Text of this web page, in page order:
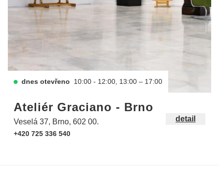
dnes otevřeno 10:00 - 12:00, 13:00 – 17:00
Ateliér Graciano - Brno
Veselá 37, Brno, 602 00.
+420 725 336 540
detail